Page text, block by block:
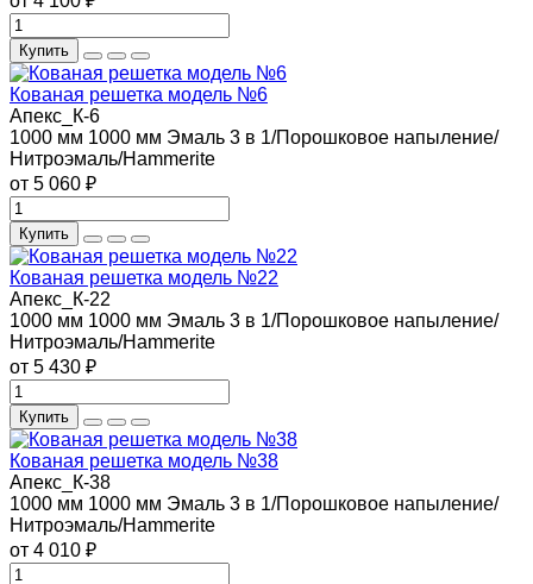
Купить
Кованая решетка модель №6
Апекс_К-6
1000 мм 1000 мм Эмаль 3 в 1/Порошковое напыление/
Нитроэмаль/Hammerite
от 5 060 ₽
Купить
Кованая решетка модель №22
Апекс_К-22
1000 мм 1000 мм Эмаль 3 в 1/Порошковое напыление/
Нитроэмаль/Hammerite
от 5 430 ₽
Купить
Кованая решетка модель №38
Апекс_К-38
1000 мм 1000 мм Эмаль 3 в 1/Порошковое напыление/
Нитроэмаль/Hammerite
от 4 010 ₽